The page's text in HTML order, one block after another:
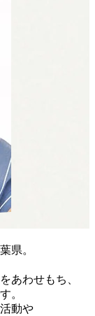
県。
あわせもち、
。
動や